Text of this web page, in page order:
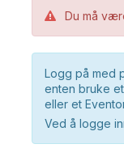
Du må
Logg på med
enten bruke
eller et
Ved å logge